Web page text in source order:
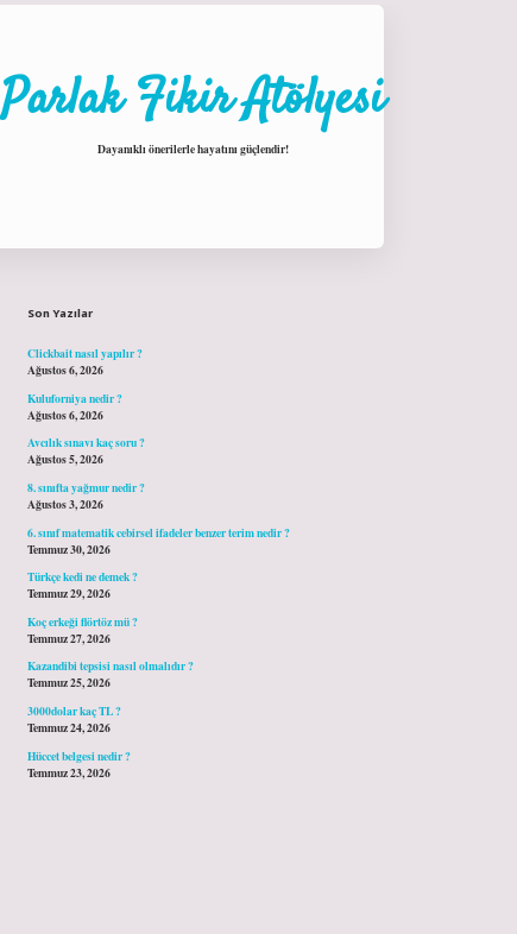
Parlak Fikir Atölyesi
Dayanıklı önerilerle hayatını güçlendir!
Son Yazılar
Clickbait nasıl yapılır ?
Ağustos 6, 2026
Kuluforniya nedir ?
Ağustos 6, 2026
Avcılık sınavı kaç soru ?
Ağustos 5, 2026
8. sınıfta yağmur nedir ?
Ağustos 3, 2026
6. sınıf matematik cebirsel ifadeler benzer terim nedir ?
Temmuz 30, 2026
Türkçe kedi ne demek ?
Temmuz 29, 2026
Koç erkeği flörtöz mü ?
Temmuz 27, 2026
Kazandibi tepsisi nasıl olmalıdır ?
Temmuz 25, 2026
3000dolar kaç TL ?
Temmuz 24, 2026
Hüccet belgesi nedir ?
Temmuz 23, 2026